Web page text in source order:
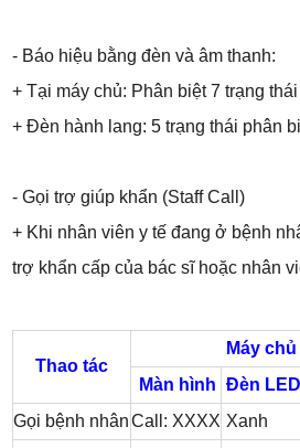
- Báo hiệu bằng đèn và âm thanh:
+ Tại máy chủ: Phân biệt 7 trạng
+ Đèn hành lang: 5 trạng thái phân
- Gọi trợ giúp khẩn (Staff Call)
+ Khi nhân viên y tế đang ở bệnh
trợ khẩn cấp của bác sĩ hoặc nhân
Thao tác
Máy chủ
Màn hình Đèn LED
Gọi bệnh nhânCall: XXXX Xanh